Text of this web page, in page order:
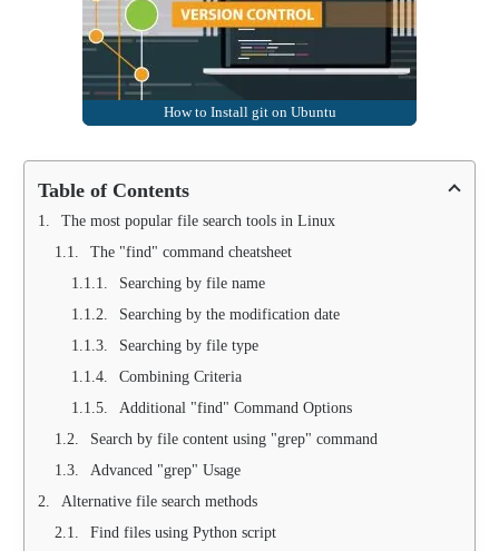
How to Install git on Ubuntu
Table of Contents
The most popular file search tools in Linux
The "find" command cheatsheet
Searching by file name
Searching by the modification date
Searching by file type
Combining Criteria
Additional "find" Command Options
Search by file content using "grep" command
Advanced "grep" Usage
Alternative file search methods
Find files using Python script